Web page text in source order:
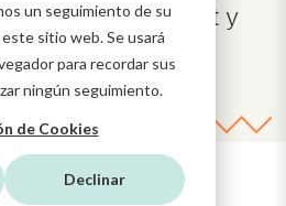
un seguimiento de su
sitio web. Se usará
para recordar sus
ningún seguimiento.
de Cookies
Declinar
HubSpot y
en nuestro blog